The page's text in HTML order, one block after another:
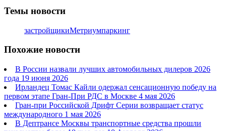
Темы новости
застройщикиМетриумпаркинг
Похожие новости
В России назвали лучших автомобильных дилеров 2026
года 19 июня 2026
Ирландец Томас Кайли одержал сенсационную победу на
первом этапе Гран-При РДС в Москве 4 мая 2026
Гран-при Российской Дрифт Серии возвращает статус
международного 1 мая 2026
В Дептрансе Москвы транспортные средства прошли